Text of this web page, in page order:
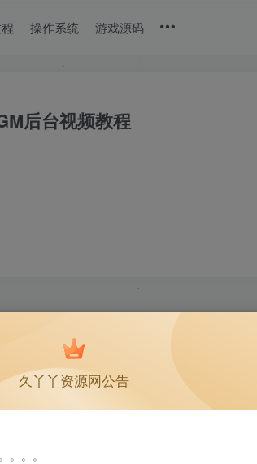
操作系统 游戏源码
后台视频教程
包注释 ;
动中断，导致下载错误;
久丫丫资源网公告
。。